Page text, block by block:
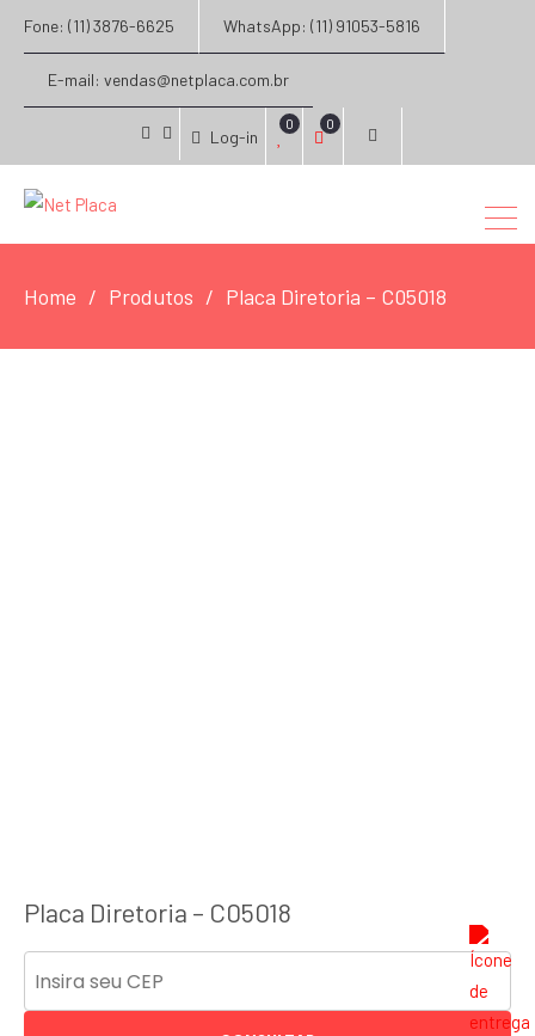
Fone: (11) 3876-6625 WhatsApp: (11) 91053-5816
E-mail: vendas@netplaca.com.br
facebook
instagram
Log-in
0 0
Home Produtos Placa Diretoria – C05018
Placa Diretoria – C05018